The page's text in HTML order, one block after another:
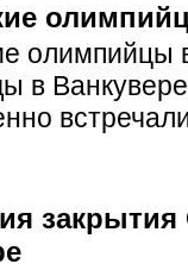
олимпийцы
в